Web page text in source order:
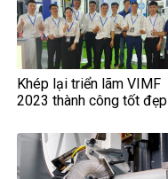
Khép lại triển lãm VIMF
2023 thành công tốt đẹp